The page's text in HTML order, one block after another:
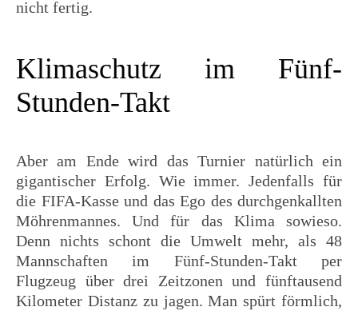
nicht fertig.
Klimaschutz im Fünf-
Stunden-Takt
Aber am Ende wird das Turnier natürlich ein
gigantischer Erfolg. Wie immer. Jedenfalls für
die FIFA-Kasse und das Ego des durchgenkallten
Möhrenmannes. Und für das Klima sowieso.
Denn nichts schont die Umwelt mehr, als 48
Mannschaften im Fünf-Stunden-Takt per
Flugzeug über drei Zeitzonen und fünftausend
Kilometer Distanz zu jagen. Man spürt förmlich,